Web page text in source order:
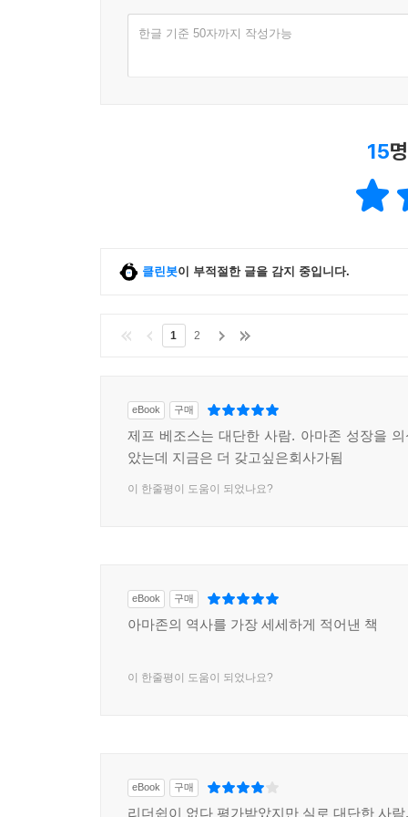
한글 기준 50자까지 작성가능
15
클린봇이 부적절한 글을 감지 중입니다.
1 2
eBook 구매
제프 베조스는 대단한 사람. 아마존 성장을
았는데 지금은 더 갖고싶은회사가됨
이 한줄평이 도움이 되었나요?
eBook 구매
아마존의 역사를 가장 세세하게 적어낸 책
이 한줄평이 도움이 되었나요?
eBook 구매
리더쉽이 없다 평가받았지만 실로 대단한 사람,